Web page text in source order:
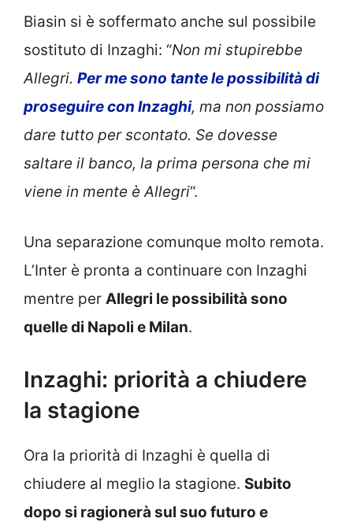
Biasin si è soffermato anche sul possibile
sostituto di Inzaghi: “Non mi stupirebbe
Allegri. Per me sono tante le possibilità di
proseguire con Inzaghi, ma non possiamo
dare tutto per scontato. Se dovesse
saltare il banco, la prima persona che mi
viene in mente è Allegri“.
Una separazione comunque molto remota.
L’Inter è pronta a continuare con Inzaghi
mentre per Allegri le possibilità sono
quelle di Napoli e Milan.
Inzaghi: priorità a chiudere
la stagione
Ora la priorità di Inzaghi è quella di
chiudere al meglio la stagione. Subito
dopo si ragionerà sul suo futuro e